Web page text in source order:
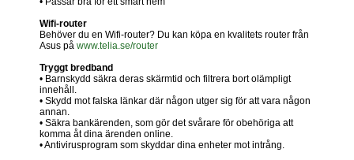
Wifi-router
Behöver du en Wifi-router? Du kan köpa en kvalitets router från
Asus på www.telia.se/router
Tryggt bredband
• Barnskydd säkra deras skärmtid och filtrera bort olämpligt
innehåll.
• Skydd mot falska länkar där någon utger sig för att vara någon
annan.
• Säkra bankärenden, som gör det svårare för obehöriga att
komma åt dina ärenden online.
• Antivirusprogram som skyddar dina enheter mot intrång.